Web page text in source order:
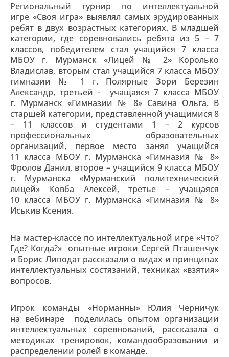
Региональный турнир по интеллектуальной
игре «Своя игра» выявлял самых эрудированных
ребят в двух возрастных категориях. В младшей
категории, где соревновались ребята из 5 – 7
классов, победителем стал учащийся 7 класса
МБОУ г. Мурманск «Лицей № 2» Королько
Владислав, вторым стал учащийся 7 класса МБОУ
гимназии № 1 г. Полярные Зори Березин
Александр, третьей - учащаяся 7 класса МБОУ
г. Мурманск «Гимназии № 8» Савина Ольга. В
старшей категории, представленной учащимися 8
– 11 классов и студентами 1 – 2 курсов
профессиональных образовательных
организаций, первое место занял учащийся
11 класса МБОУ г. Мурманска «Гимназия № 8»
Фролов Данил, второе – учащийся 9 класса МБОУ
г. Мурманска «Мурманский политехнический
лицей» Ковба Алексей, третье – учащаяся
10 класса МБОУ г. Мурманска «Гимназия № 8»
Иськив Ксения.
На мастер-классе по интеллектуальной игре «Что?
Где? Когда?» опытные игроки Сергей Пташенчук
и Борис Липодат рассказали о видах и принципах
интеллектуальных состязаний, техниках «взятия»
вопросов.
Игрок команды «Норманны» Юлия Черничук
на вебинаре поделилась опытом организации
интеллектуальных соревнований, рассказала о
методиках тренировок, командообразовании и
распределении ролей в команде.